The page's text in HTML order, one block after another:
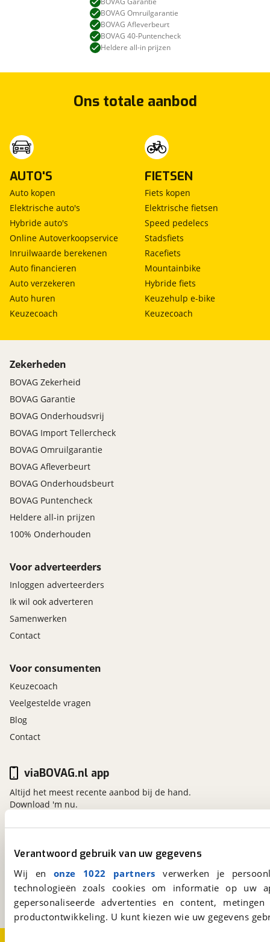
Verantwoord gebruik van uw gegevens
Wij en onze 1022 partners verwerken je
technologieën zoals cookies om informatie op
gepersonaliseerde advertenties en content,
productontwikkeling. U kunt kiezen wie uw gegevens
BOVAG Omruilgarantie
BOVAG Afleverbeurt
BOVAG 40-Puntencheck
Heldere all-in prijzen
Ons totale aanbod
AUTO'S
Auto kopen
Elektrische auto's
Hybride auto's
Online Autoverkoopservice
Inruilwaarde berekenen
Auto financieren
Auto verzekeren
Auto huren
Keuzecoach
FIETSEN
Fiets kopen
Elektrische fietsen
Speed pedelecs
Stadsfiets
Racefiets
Mountainbike
Hybride fiets
Keuzehulp e-bike
Keuzecoach
Zekerheden
BOVAG Zekerheid
BOVAG Garantie
BOVAG Onderhoudsvrij
BOVAG Import Tellercheck
BOVAG Omruilgarantie
BOVAG Afleverbeurt
BOVAG Onderhoudsbeurt
BOVAG Puntencheck
Heldere all-in prijzen
100% Onderhouden
Voor adverteerders
Inloggen adverteerders
Ik wil ook adverteren
Samenwerken
Contact
Voor consumenten
Keuzecoach
Veelgestelde vragen
Blog
Contact
viaBOVAG.nl
Kosterijland 15
3981 AJ
Bunnik
Een initiatief van
BOVAG
viaBOVAG.nl app
Altijd het meest recente aanbod bij de hand.
Download 'm nu.